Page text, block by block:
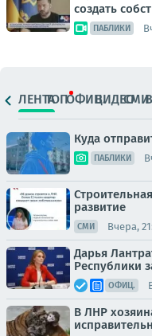
создать
ПАБЛИКИ
ЛЕНТАТОПОФИЦ.ВИДЕОСМИ
Куда
ПАБЛИКИ
развитие
СМИ Вчера,
Дарья
Республики
ОФИЦ.
В ЛНР